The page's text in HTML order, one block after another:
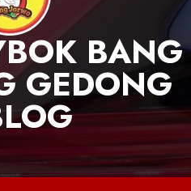
BANG
GEDONG